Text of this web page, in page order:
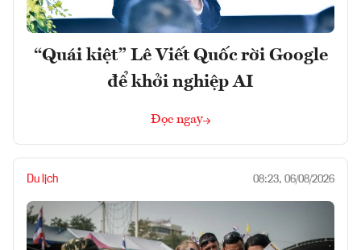
“Quái kiệt” Lê Viết Quốc rời Google
để khởi nghiệp AI
Đọc ngay
Du lịch 08:23, 06/08/2026